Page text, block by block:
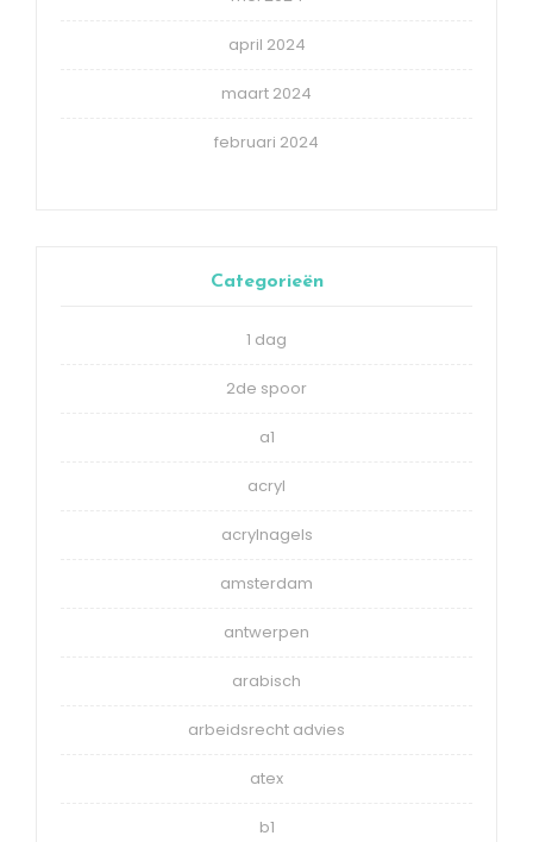
april 2024
maart 2024
februari 2024
Categorieën
1 dag
2de spoor
a1
acryl
acrylnagels
amsterdam
antwerpen
arabisch
arbeidsrecht advies
atex
b1